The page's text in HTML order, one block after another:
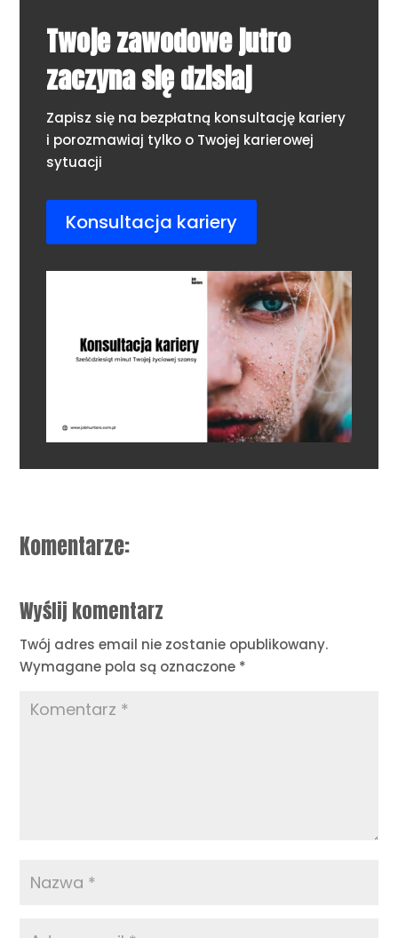
Twoje zawodowe jutro
zaczyna się dzisiaj
Zapisz się na bezpłatną konsultację kariery
i porozmawiaj tylko o Twojej karierowej
sytuacji
Konsultacja kariery
Komentarze:
Wyślij komentarz
Twój adres email nie zostanie opublikowany.
Wymagane pola są oznaczone *